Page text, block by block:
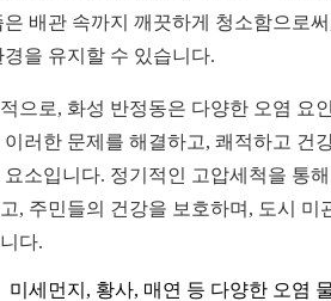
은 배관 속까지 깨끗하게 청소함으로
경을 유지할 수 있습니다.
으로, 화성 반정동은 다양한 오염 요
이러한 문제를 해결하고, 쾌적하고 건
요소입니다. 정기적인 고압세척을 통
, 주민들의 건강을 보호하며, 도시 미
다.
미세먼지, 황사, 매연 등 다양한 오염